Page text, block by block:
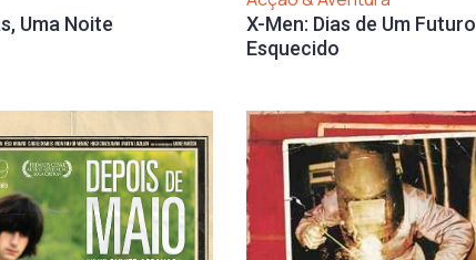
Uma Noite
X-Men: Dias de Um Futuro
Esquecido